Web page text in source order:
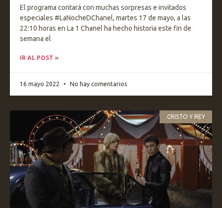
El programa contará con muchas sorpresas e invitados
especiales #LaNocheDChanel, martes 17 de mayo, a las
22:10 horas en La 1 Chanel ha hecho historia este fin de
semana el
IR AL POST »
16 mayo 2022 No hay comentarios
CRISTO Y REY